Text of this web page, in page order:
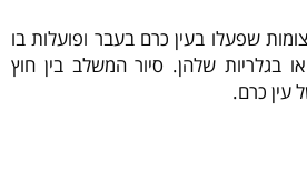
שפעלו בעין כרם בעבר ופועלות בו
בגלריות שלהן. סיור המשלב בין חוץ
עין כרם.